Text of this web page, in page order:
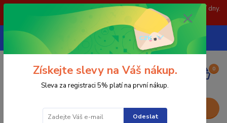
POZOR: 31.7 , 3.8 a 5.8- zavřeno. objednávky odešleme následující dny.
Děkujeme za pochopení.
CZK
739252246
(Po-Pá, 8-15 hod.)
0
0,00 Kč
Získejte slevy na Váš nákup.
Sleva za registraci 5% platí na první nákup.
Odeslat